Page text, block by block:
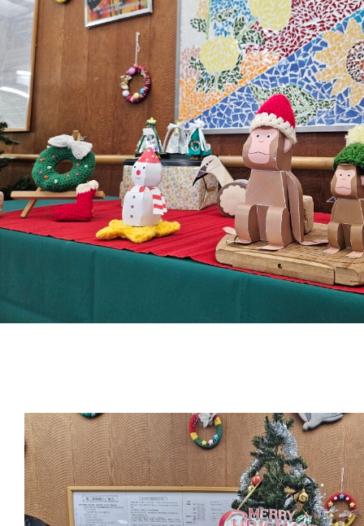
浴風会病院
認知症介護研究・研修東京センター
よくあるご質問
交通アクセス